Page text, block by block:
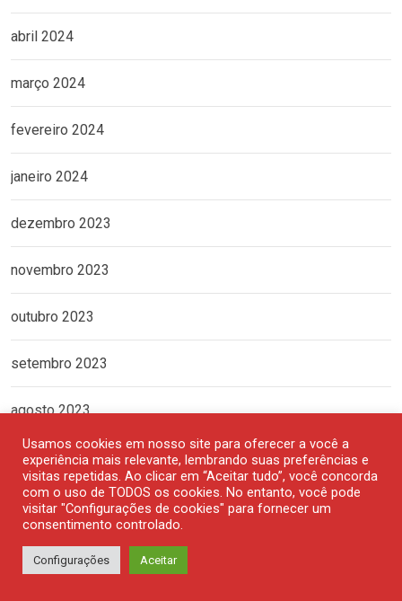
abril 2024
março 2024
fevereiro 2024
janeiro 2024
dezembro 2023
novembro 2023
outubro 2023
setembro 2023
agosto 2023
julho 2023
junho 2023
maio 2023
Usamos cookies em nosso site para oferecer a você a
experiência mais relevante, lembrando suas preferências e
visitas repetidas. Ao clicar em “Aceitar tudo”, você concorda
com o uso de TODOS os cookies. No entanto, você pode
visitar "Configurações de cookies" para fornecer um
consentimento controlado.
Configurações Aceitar